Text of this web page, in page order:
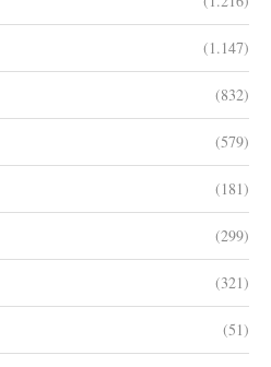
(1.147)
(832)
(579)
(181)
(299)
(321)
(51)